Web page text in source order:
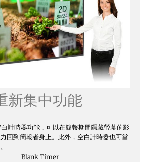
新集中功能
計時器功能，可以在簡報期間隱藏螢幕的影
回到簡報者身上。此外，空白計時器也可當
Blank Timer